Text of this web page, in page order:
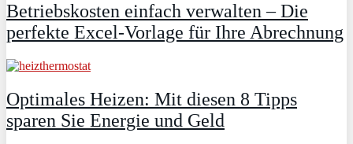
Betriebskosten einfach verwalten – Die
perfekte Excel-Vorlage für Ihre Abrechnung
Optimales Heizen: Mit diesen 8 Tipps
sparen Sie Energie und Geld